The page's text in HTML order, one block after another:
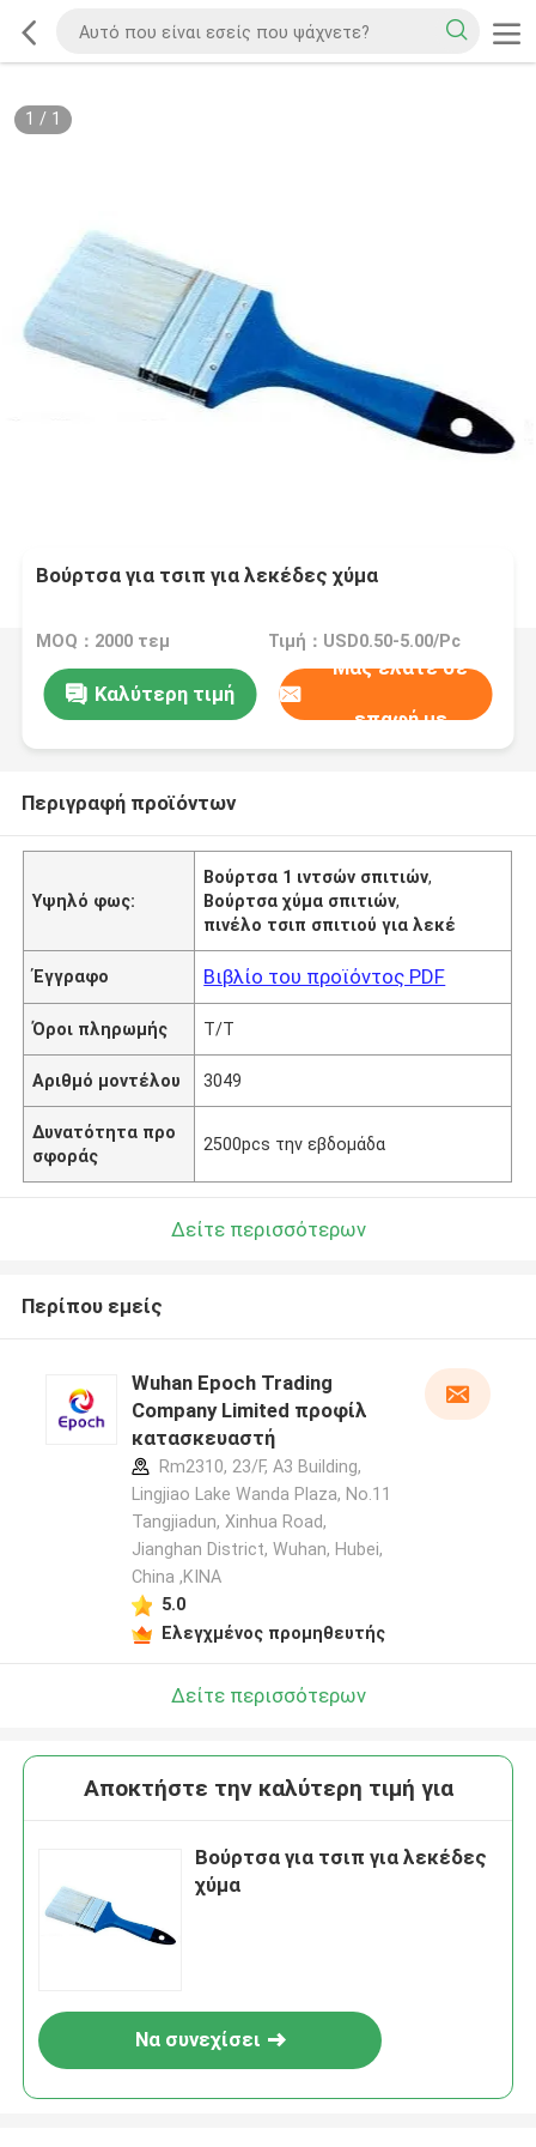
1 / 1
Βούρτσα για τσιπ για λεκέδες χύμα
MOQ：2000 τεμ Τιμή：USD0.50-5.00/Pc
Καλύτερη τιμή
Μας ελάτε σε
επαφή με
Περιγραφή προϊόντων
Υψηλό φως:
Βούρτσα 1 ιντσών σπιτιών,
Βούρτσα χύμα σπιτιών,
πινέλο τσιπ σπιτιού για λεκέ
Έγγραφο Βιβλίο του προϊόντος PDF
Όροι πληρωμής T/T
Αριθμό μοντέλου 3049
Δυνατότητα προ
σφοράς
2500pcs την εβδομάδα
Δείτε περισσότερων
Περίπου εμείς
Wuhan Epoch Trading
Company Limited προφίλ
κατασκευαστή
Rm2310, 23/F, A3 Building,
Lingjiao Lake Wanda Plaza, No.11
Tangjiadun, Xinhua Road,
Jianghan District, Wuhan, Hubei,
China ,ΚΙΝΑ
5.0
Ελεγχμένος προμηθευτής
Δείτε περισσότερων
Αποκτήστε την καλύτερη τιμή για
Βούρτσα για τσιπ για λεκέδες
χύμα
Να συνεχίσει